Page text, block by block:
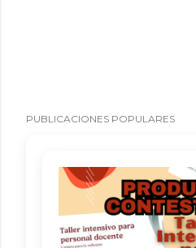
PUBLICACIONES POPULARES